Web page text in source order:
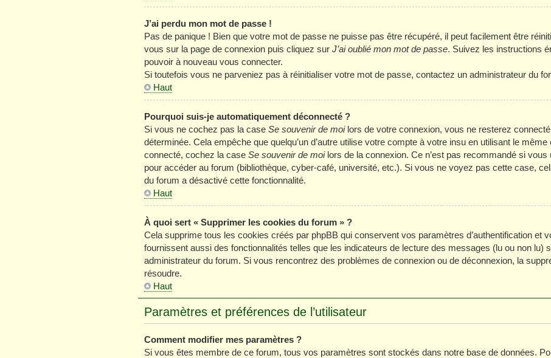
J’ai perdu mon mot de passe !
Pas de panique ! Bien que votre mot de passe ne puisse pas être récupéré, il peut facilement être
vous sur la page de connexion puis cliquez sur J’ai oublié mon mot de passe. Suivez les instructions
pouvoir à nouveau vous connecter.
Si toutefois vous ne parveniez pas à réinitialiser votre mot de passe, contactez un administrateur du
Haut
Pourquoi suis-je automatiquement déconnecté ?
Si vous ne cochez pas la case Se souvenir de moilors de votre connexion, vous ne resterez
déterminée. Cela empêche que quelqu’un d’autre utilise votre compte à votre insu en utilisant le
connecté, cochez la case Se souvenir de moilors de la connexion. Ce n’est pas recommandé si vous
pour accéder au forum (bibliothèque, cyber-café, université, etc.). Si vous ne voyez pas cette case,
du forum a désactivé cette fonctionnalité.
Haut
À quoi sert « Supprimer les cookies du forum » ?
Cela supprime tous les cookies créés par phpBB qui conservent vos paramètres d’authentification et
fournissent aussi des fonctionnalités telles que les indicateurs de lecture des messages (lu ou non lu)
administrateur du forum. Si vous rencontrez des problèmes de connexion ou de déconnexion, la
résoudre.
Haut
Paramètres et préférences de l’utilisateur
Comment modifier mes paramètres ?
Si vous êtes membre de ce forum, tous vos paramètres sont stockés dans notre base de données.